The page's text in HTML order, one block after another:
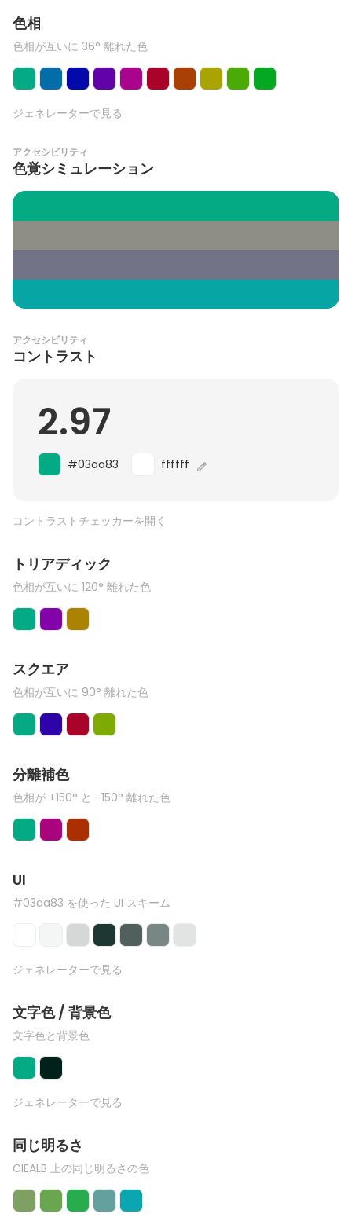
色相
色相が互いに 36° 離れた色
ジェネレーターで見る
アクセシビリティ
色覚シミュレーション
アクセシビリティ
コントラスト
2.97
#03aa83 ffffff
コントラストチェッカーを開く
トリアディック
色相が互いに 120° 離れた色
スクエア
色相が互いに 90° 離れた色
分離補色
色相が +150° と -150° 離れた色
UI
#03aa83 を使った UI スキーム
ジェネレーターで見る
文字色 / 背景色
文字色と背景色
ジェネレーターで見る
同じ明るさ
CIEALB 上の同じ明るさの色